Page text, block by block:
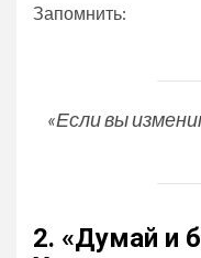
Запомнить:
«Если вы
2. «Думай и